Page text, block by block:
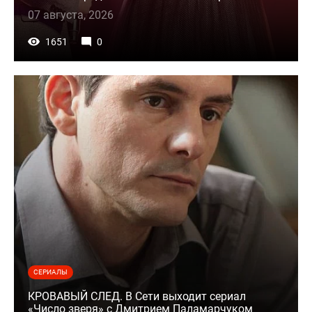
07 августа, 2026
1651 0
СЕРИАЛЫ
КРОВАВЫЙ СЛЕД. В Сети выходит сериал
«Число зверя» с Дмитрием Паламарчуком